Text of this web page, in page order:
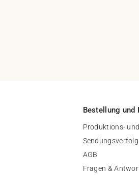
Bestellung und
Produktions-
AGB
Fragen &